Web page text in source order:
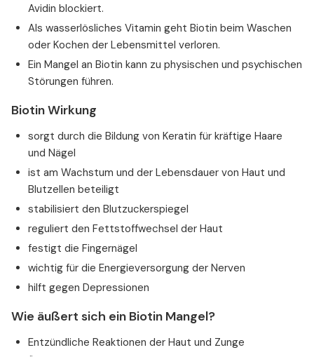
Avidin blockiert.
Als wasserlösliches Vitamin geht Biotin beim Waschen
oder Kochen der Lebensmittel verloren.
Ein Mangel an Biotin kann zu physischen und psychischen
Störungen führen.
Biotin Wirkung
sorgt durch die Bildung von Keratin für kräftige Haare
und Nägel
ist am Wachstum und der Lebensdauer von Haut und
Blutzellen beteiligt
stabilisiert den Blutzuckerspiegel
reguliert den Fettstoffwechsel der Haut
festigt die Fingernägel
wichtig für die Energieversorgung der Nerven
hilft gegen Depressionen
Wie äußert sich ein Biotin Mangel?
Entzündliche Reaktionen der Haut und Zunge